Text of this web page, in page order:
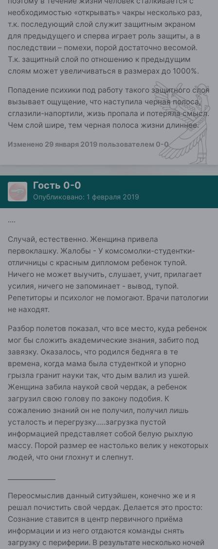
необходимостью «открывать» чакры несколько раз,
т.к. последующий слой служит защитным экраном
для предыдущего и сперва играет роль защиты, а в
последствии – помехи, порой достаточно весомой.
Т.к. защитный слой по отношению к предыдущим
слоям может увеличиваться в размерах до 1000%.
Попадение психики под работу такого защитного слоя
вызывает ощущение, что наступила черная полоса,
сглазили-напортили, жизь пропала и потеряла смысл.
Чем слой шире, тем черная полоса жизни длиннее.
Изменено 29 января 2019 пользователем 0-0
Гость 0-0
Опубликовано: 1 февраля 2019
....
Случай, естественно. Женщина привела
первоклашку. Жалобы - У комсомолки-студентки-
отличницы с красным дипломом ребенок тупой.
Ничего не может выучить, слушает, учит, прилагает
усилия, ничего не запоминает - вывод, тупой.
Репетиторы и психолог не помогают. Врачи патологии
не находят.
Разбор полетов показал, что все место, куда ребенок
мог бы сложить академические знания, забито под
завязку. Оказалось, что родился бедняга в те
времена, когда мама была студенткой и упорно
грызла гранит науки так, что дым валил из ушей.
Женщина забила наукой свой чердак, а ребенок
загрузил свою голову по закону подобия. К
сожалению знаний он не получил, получил лишь
усталость и перегрузку.....загрузка пустой
информацией представляет собой белую рыхлую
массу. Порой размер ее настолько велик у некоторых
людей, что они глохнут и слепнут.
Переосмыслив данный ситуэйшен, конечно же и я
решал почистить свой чердак. Делается это просто:
Сознание ставится в центр первичного приёма
информации и из него отдаются команды снять
загрузку с периферии. В результате несколько ночей